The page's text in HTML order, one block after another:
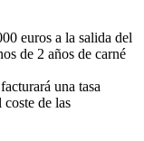
euros a la salida del
de 2 años de carné
una tasa
de las